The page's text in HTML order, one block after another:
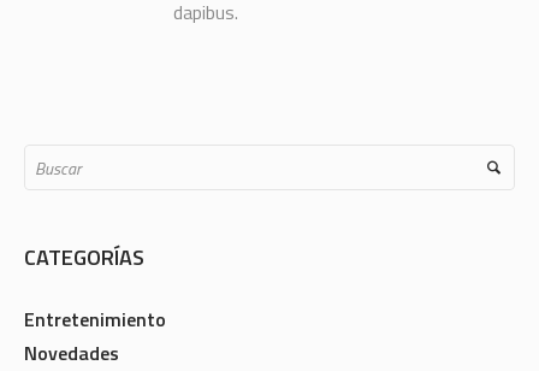
dapibus.
CATEGORÍAS
Entretenimiento
Novedades